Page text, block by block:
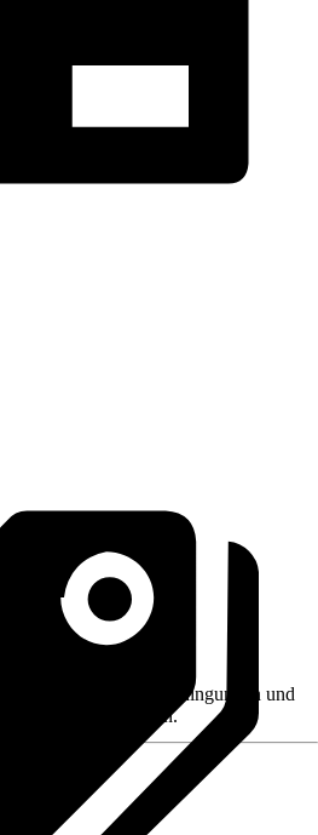
wie z. B. Rückgabebedingungen und
den Verkäufernamen.